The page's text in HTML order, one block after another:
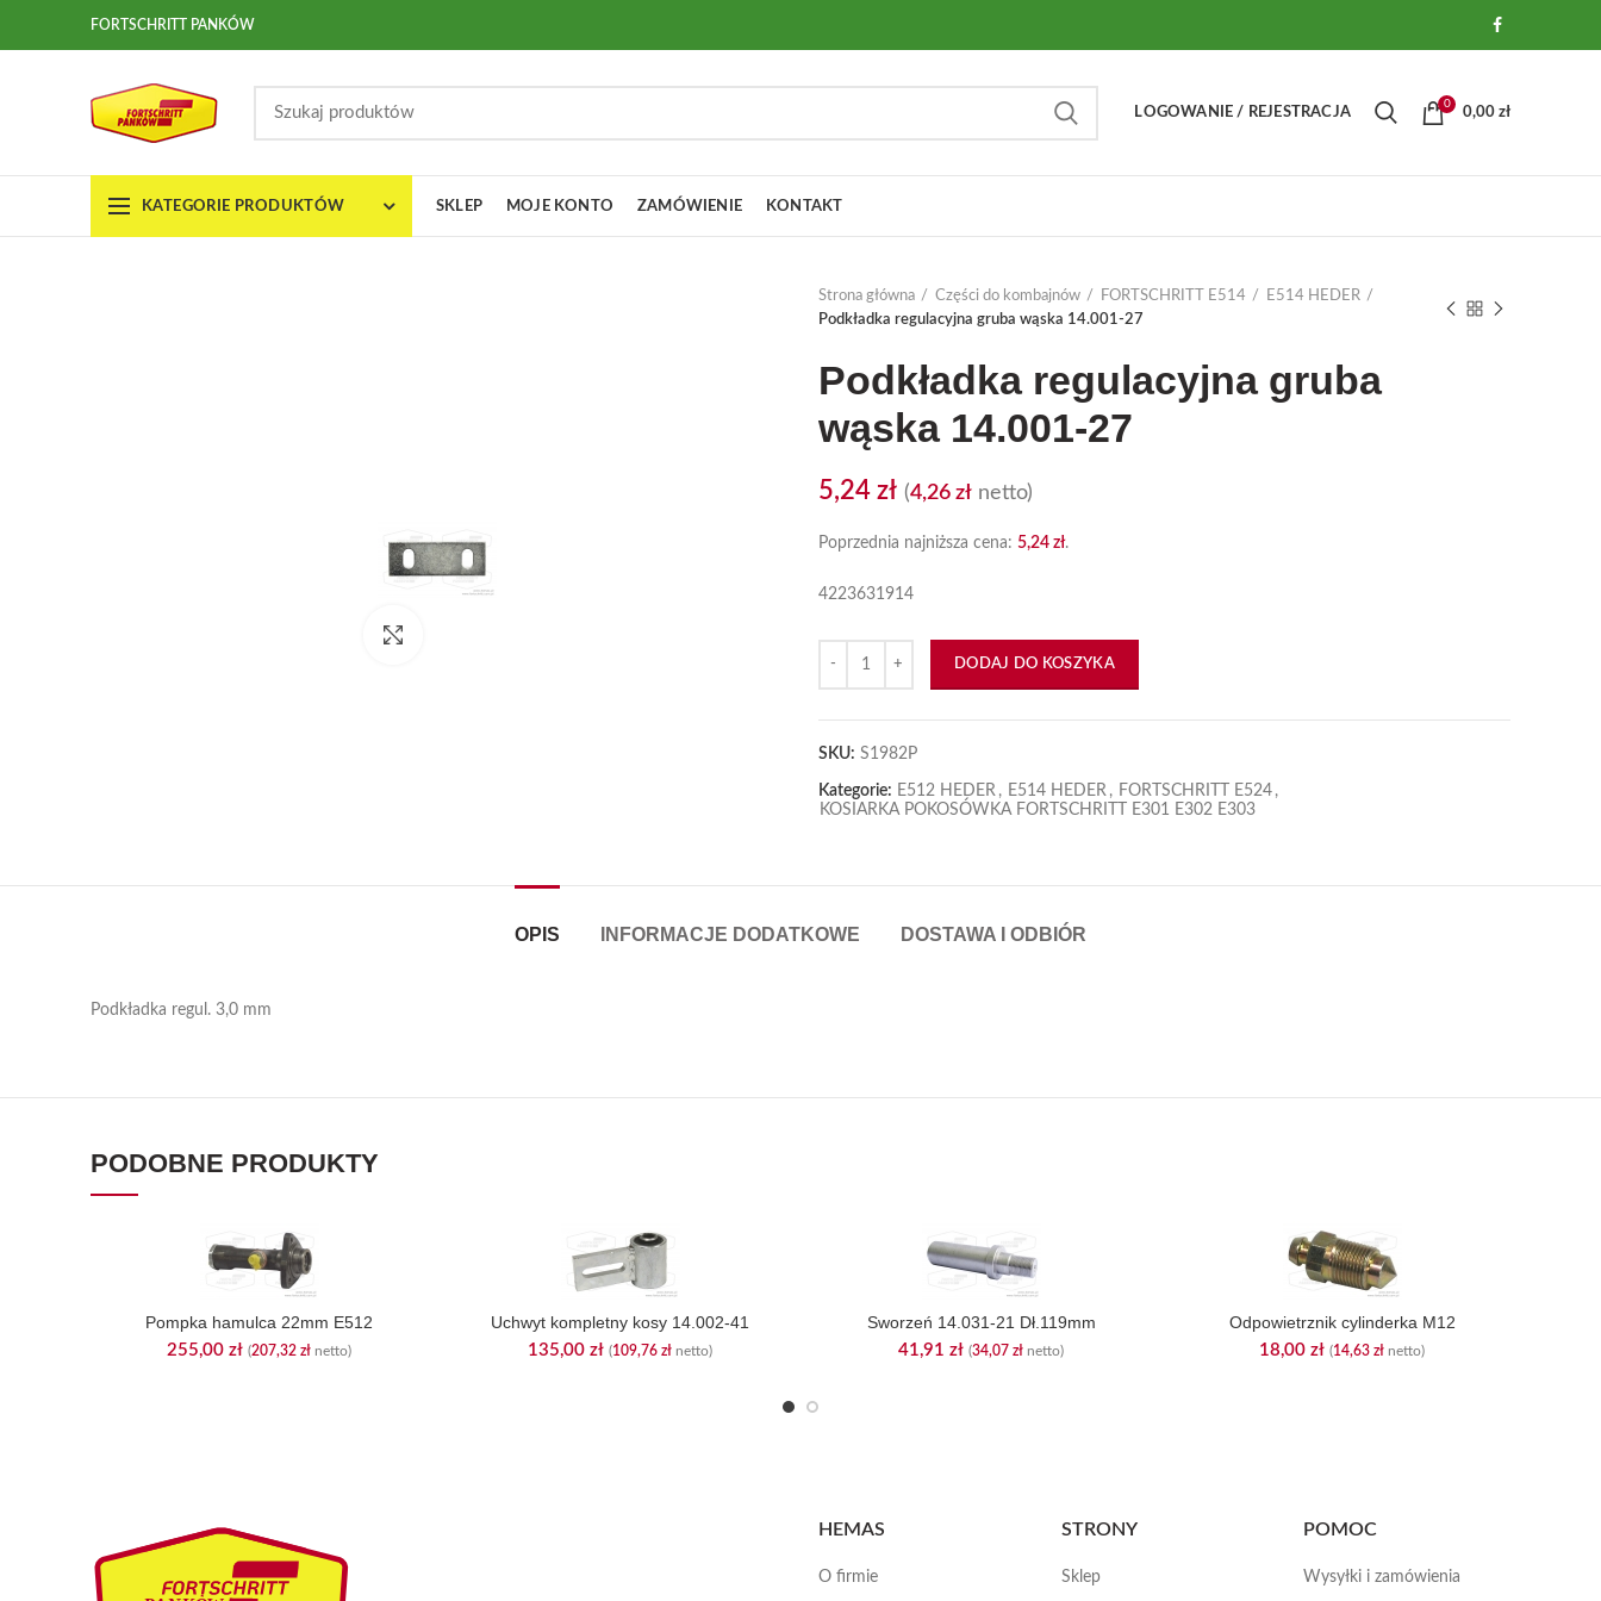
FORTSCHRITT PANKÓW
LOGOWANIE / REJESTRACJA
0
0,00 zł
KATEGORIE PRODUKTÓW SKLEP MOJE KONTO ZAMÓWIENIE KONTAKT
Strona główna Części do kombajnów FORTSCHRITT E514
E514 HEDER
Podkładka regulacyjna gruba wąska 14.001-27
Podkładka regulacyjna gruba
wąska 14.001-27
5,24 zł (4,26 zł netto)
Poprzednia najniższa cena: 5,24 zł.
4223631914
DODAJ DO KOSZYKA
SKU: S1982P
Kategorie: E512 HEDER , E514 HEDER , FORTSCHRITT E524 ,
KOSIARKA POKOSÓWKA FORTSCHRITT E301 E302 E303
OPIS INFORMACJE DODATKOWE DOSTAWA I ODBIÓR
Podkładka regul. 3,0 mm
PODOBNE PRODUKTY
Pompka hamulca 22mm E512
255,00 zł (207,32 zł netto)
Uchwyt kompletny kosy 14.002-41
135,00 zł (109,76 zł netto)
Sworzeń 14.031-21 Dł.119mm
41,91 zł (34,07 zł netto)
Odpowietrznik cylinderka M12
18,00 zł (14,63 zł netto)
HEMAS
O firmie
STRONY
Sklep
POMOC
Wysyłki i zamówienia